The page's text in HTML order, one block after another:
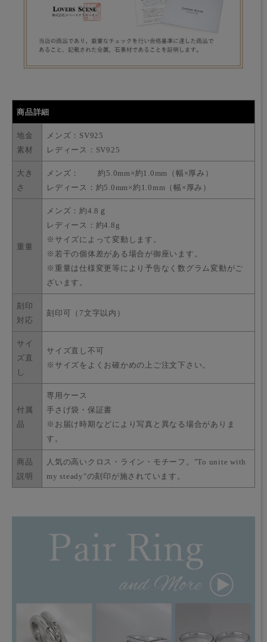
商品詳細
地金
素材
メンズ：SV925
レディース：SV925
大き
さ
メンズ： 約5.0mm×約1.0mm（幅×厚み）
レディース：約5.0mm×約1.0mm（幅×厚み）
重量
メンズ：約4.8ｇ
レディース：約4.8g
※サイズによって変動します。
※若干の個体差がある場合が御座います。
※重量は仕様変更等により予告なく数グラム変動がご
ざいます。
刻印
対応
刻印可（7文字以内）
サイ
ズ直
し
サイズ直し不可
※サイズをよくお確かめの上ご注文下さい。
付属
品
専用ケース
手さげ袋・保証書
※お届け時期などにより写真と異なる場合がありま
す。
商品
説明
人気の高いクロス・ライン・モチーフ。"To unite with
my steady"の刻印が施されています。